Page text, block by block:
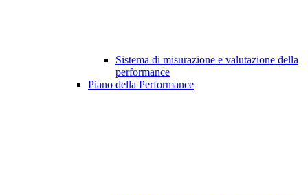
Sistema di misurazione e valutazione della
performance
Piano della Performance